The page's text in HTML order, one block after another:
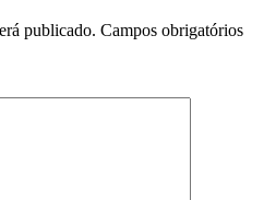
publicado. Campos obrigatórios